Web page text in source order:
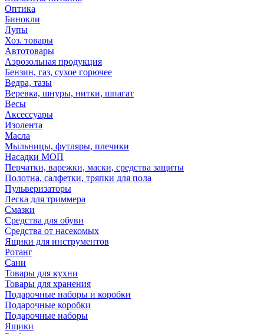
Оптика
Бинокли
Лупы
Хоз. товары
Автотовары
Аэрозольная продукция
Бензин, газ, сухое горючее
Ведра, тазы
Веревка, шнуры, нитки, шпагат
Весы
Аксессуары
Изолента
Масла
Мыльницы, футляры, плечики
Насадки МОП
Перчатки, варежки, маски, средства защиты
Полотна, салфетки, тряпки для пола
Пульверизаторы
Леска для триммера
Смазки
Средства для обуви
Средства от насекомых
Ящики для инструментов
Ротанг
Сани
Товары для кухни
Товары для хранения
Подарочные наборы и коробки
Подарочные коробки
Подарочные наборы
Ящики